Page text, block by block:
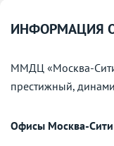
ИНФОРМАЦИЯ
ММДЦ «Москва-
престижный,
Офисы Москва-Сити